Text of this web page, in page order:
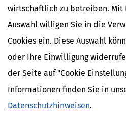
wirtschaftlich zu betreiben. Mit
Auswahl willigen Sie in die
Cookies ein. Diese Auswahl
oder Ihre Einwilligung
der Seite auf "Cookie
Informationen finden Sie in
Datenschutzhinweisen.